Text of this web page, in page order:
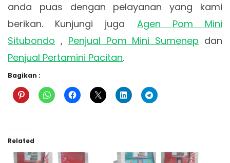
anda puas dengan pelayanan yang kami
berikan. Kunjungi juga Agen Pom Mini
Situbondo , Penjual Pom Mini Sumenep dan
Penjual Pertamini Pacitan.
Bagikan :
Related